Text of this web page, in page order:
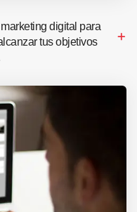
digital para
tus objetivos